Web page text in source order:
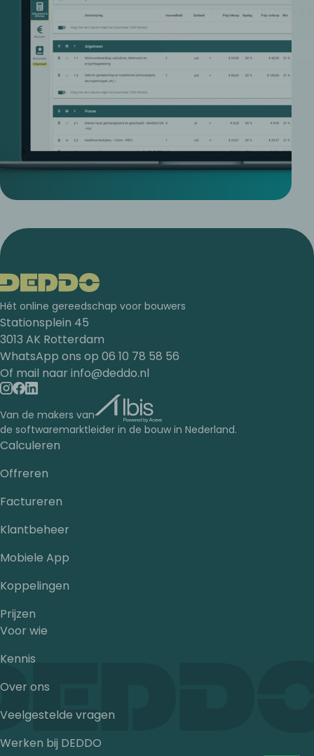
Hét online gereedschap voor bouwers
Stationsplein 45
3013 AK Rotterdam
WhatsApp ons op 06 10 78 58 56
Of mail naar info@deddo.nl
Van de makers van
de softwaremarktleider in de bouw in Nederland.
Calculeren
Offreren
Factureren
Klantbeheer
Mobiele App
Koppelingen
Prijzen
Voor wie
Kennis
Over ons
Veelgestelde vragen
Werken bij DEDDO
Start en ontvang